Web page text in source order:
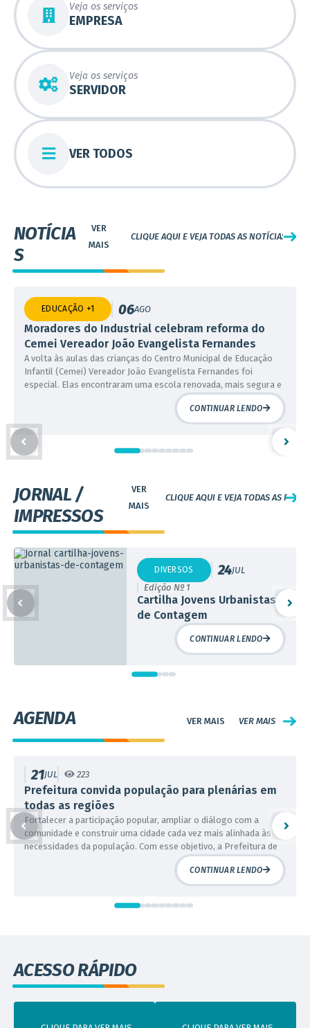
EMPRESA
Veja os serviços
SERVIDOR
Veja os serviços
VER TODOS
NOTÍCIA
S
CLIQUE AQUI E VEJA TODAS AS NOTÍCIAS
Moradores do Industrial celebram reforma do
Cemei Vereador João Evangelista Fernandes
06AGO
EDUCAÇÃO +1
A volta às aulas das crianças do Centro Municipal de Educação
Infantil (Cemei) Vereador João Evangelista Fernandes foi
especial. Elas encontraram uma escola renovada, mais segura e
adequada às melhores práticas pedagógicas da educação
infantil. As 144 crianças matriculadas na unidade são atendidas
em tempo integral e contam com cinco refeições...
CONTINUAR LENDO
Contagem impulsiona cultura com cinco
editais e investimento de R$ 2,5 milhões
05AGO
AGENDA CULTURAL +6
JORNAL /
IMPRESSOS
CLIQUE AQUI E VEJA TODAS AS
Edição Nº 1
Cartilha Jovens Urbanistas
de Contagem
24JUL
DIVERSOS
CONTINUAR LENDO
AGENDA VER MAIS
Prefeitura convida população para plenárias em
todas as regiões
21JUL 223
Fortalecer a participação popular, ampliar o diálogo com a
comunidade e construir uma cidade cada vez mais alinhada às
necessidades da população. Com esse objetivo, a Prefeitura de
Contagem realizará, entre os meses de julho e agosto, oito
plenárias regionais, que percorrerão todo o município. As
plenárias representam um importante instrumento de...
CONTINUAR LENDO
ACESSO RÁPIDO